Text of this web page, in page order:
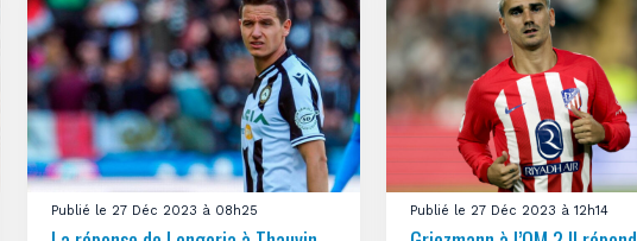
Publié le 27 Déc 2023 à 08h25 Publié le 27 Déc 2023 à 12h14